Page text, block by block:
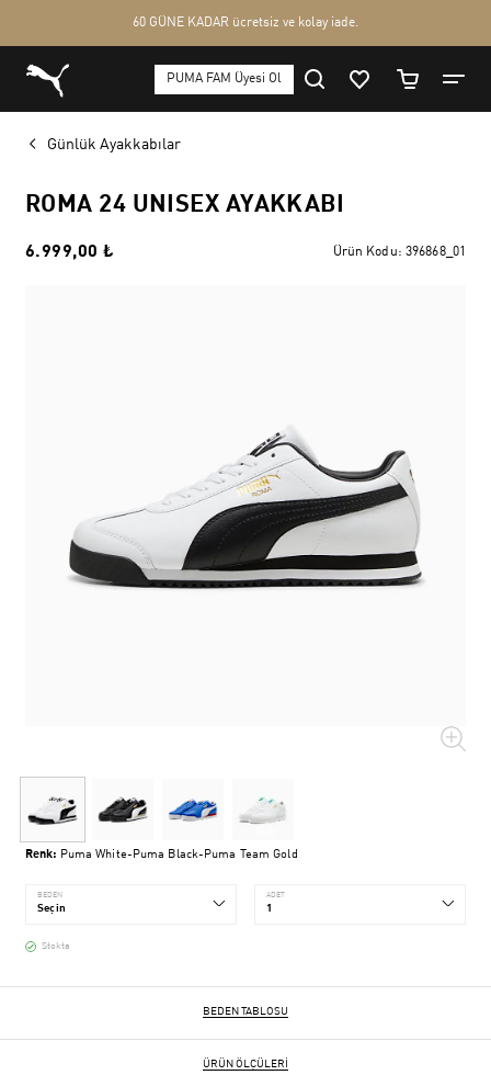
Günlük Ayakkabılar
ROMA 24 UNISEX AYAKKABI
6.999,00 ₺ Ürün Kodu: 396868_01
Renk: Puma White-Puma Black-Puma Team Gold
BEDEN ADET
Stokta
BEDEN TABLOSU
ÜRÜN ÖLÇÜLERI